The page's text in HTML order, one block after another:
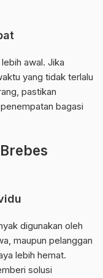
awal. Jika
yang tidak terlalu
pastikan
bagasi
digunakan oleh
maupun pelanggan
lebih hemat.
solusi